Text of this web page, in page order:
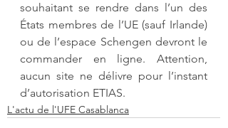
souhaitant se rendre dans l’un des
États membres de l’UE (sauf Irlande)
ou de l’espace Schengen devront le
commander en ligne. Attention,
aucun site ne délivre pour l’instant
d’autorisation ETIAS.
L'actu de l'UFE Casablanca